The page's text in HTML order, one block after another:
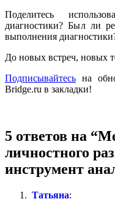
Поделитесь
диагностики? Был ли
выполнения
До новых встреч, новых
Подписывайтесь на
Bridge.ru в закладки!
5 ответов на
личностного
инструмент
Татьяна: